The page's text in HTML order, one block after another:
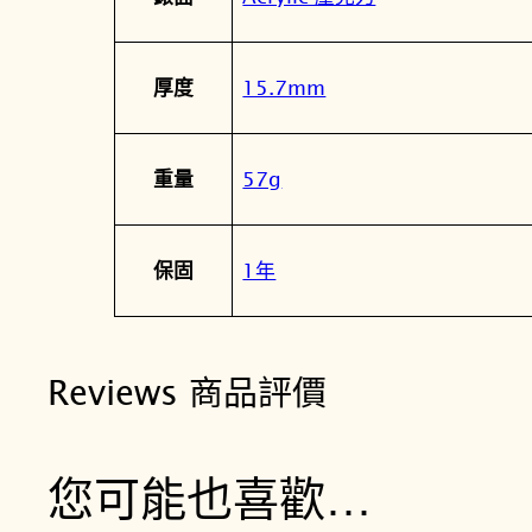
厚度 15.7mm
重量 57g
保固 1年
Reviews 商品評價
您可能也喜歡…